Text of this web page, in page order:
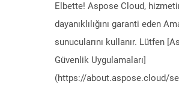
Elbette! Aspose Cloud,
dayanıklılığını garanti eden
sunucularını kullanır. Lütfen
Güvenlik Uygulamaları]
(https://about.aspose.cloud/